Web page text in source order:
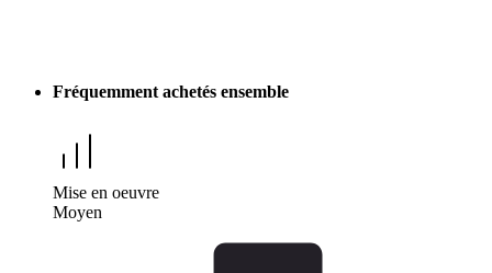
Fréquemment achetés ensemble
Mise en oeuvre
Moyen